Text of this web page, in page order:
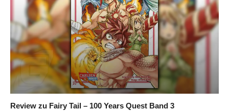
Review zu Fairy Tail – 100 Years Quest Band 3